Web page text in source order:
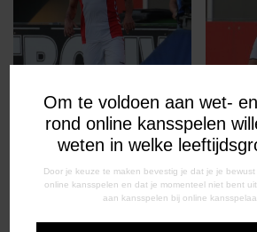
Om te voldoen aan wet-
rond online kansspelen
weten in welke
Door je keuze te maken bevestig je dat je je
online kansspelen en dat je momenteel niet bent
aan kansspelen bij online